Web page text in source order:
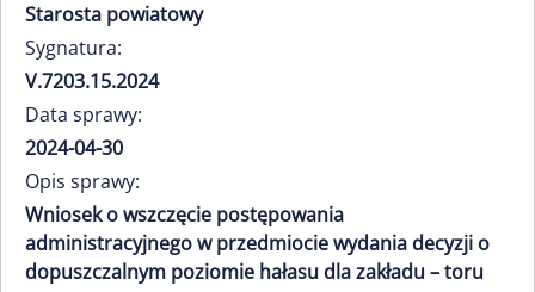
Starosta powiatowy
Sygnatura:
V.7203.15.2024
Data sprawy:
2024-04-30
Opis sprawy:
Wniosek o wszczęcie postępowania
administracyjnego w przedmiocie wydania decyzji o
dopuszczalnym poziomie hałasu dla zakładu – toru